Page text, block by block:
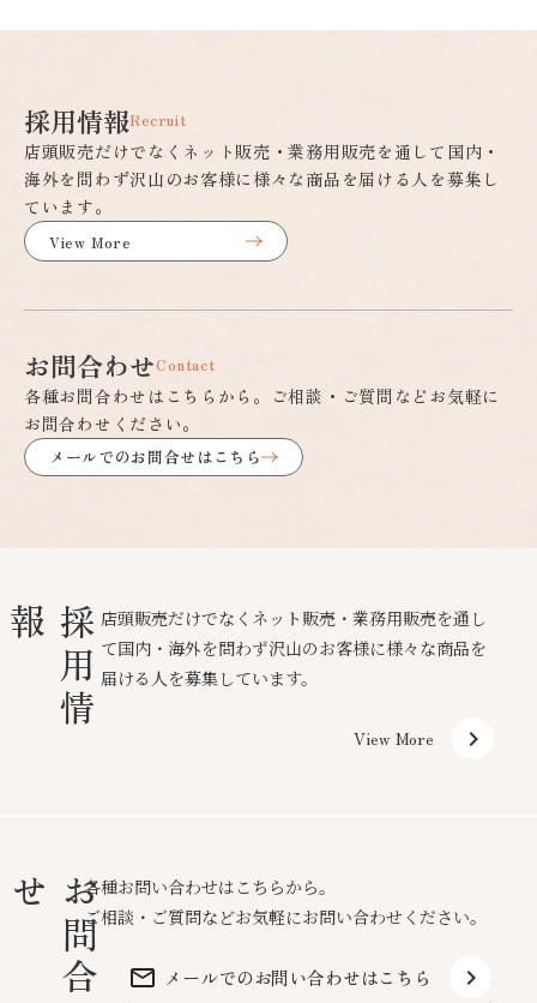
採用情報Recruit
店頭販売だけでなくネット販売・業務用販売を通して国内・
海外を問わず沢山のお客様に様々な商品を届ける人を募集し
ています。
View More
お問合わせContact
各種お問合わせはこちらから。ご相談・ご質問などお気軽に
お問合わせください。
メールでのお問合せはこちら
採
用
情
報
店頭販売だけでなくネット販売・業務用販売を通し
て国内・海外を問わず沢山のお客様に様々な商品を
届ける人を募集しています。
View More keyboard_arrow_right
お
問
合
せ
各種お問い合わせはこちらから。
ご相談・ご質問などお気軽にお問い合わせください。
mail_outline メールでのお問い合わせはこちら keyboard_arrow_right